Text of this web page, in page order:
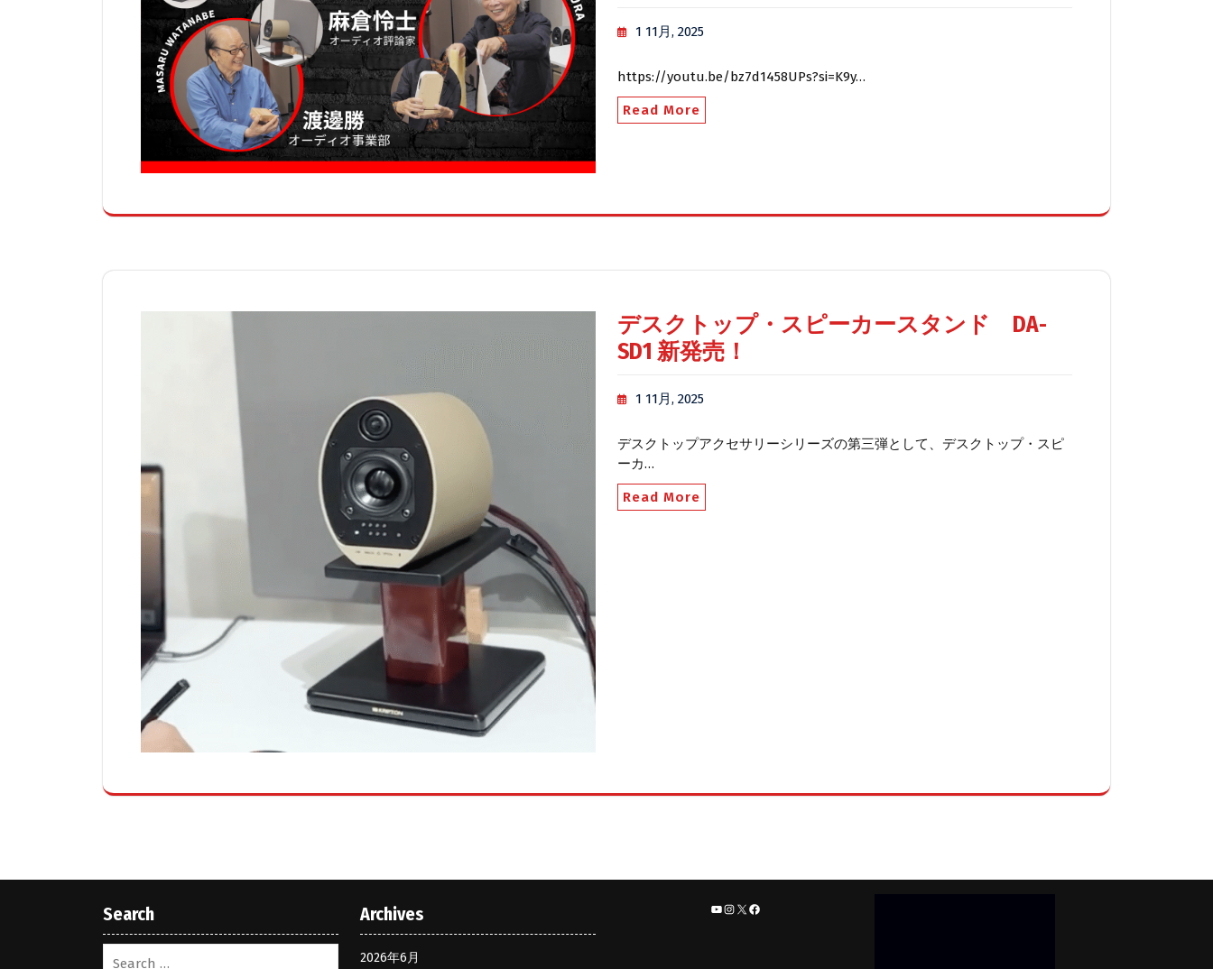
1 11月, 2025
https://youtu.be/bz7d1458UPs?si=K9y…
Read More
デスクトップ・スピーカースタンド DA-
SD1 新発売！
1 11月, 2025
デスクトップアクセサリーシリーズの第三弾として、デスクトップ・スピ
ーカ…
Read More
Search Archives
2026年6月
YouTube
Instagram
X Facebook